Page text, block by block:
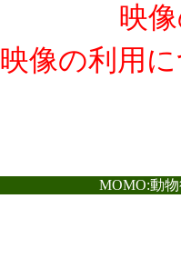
映
映像の利用
MOMO:動